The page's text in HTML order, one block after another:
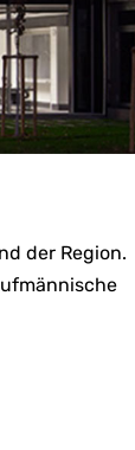
der Region.